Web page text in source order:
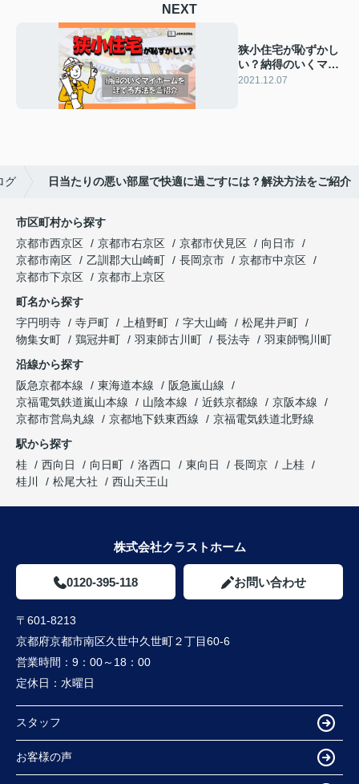
NEXT
狭小住宅が恥ずかし
い？納得のいくマイ
ホームを建てる方法
2021.12.07
グ 日当たりの悪い部屋で快適に過ごすには？解決方法をご紹介
市区町村から探す
京都市西京区
京都市右京区 京都市伏見区
向日市
京都市南区
乙訓郡大山崎町 長岡京市
京都市中京区
京都市下京区
京都市上京区
町名から探す
字円明寺
寺戸町 上植野町 字大山崎
松尾井戸町
物集女町
鶏冠井町 羽束師古川町 長法寺
羽束師鴨川町
沿線から探す
阪急京都本線
東海道本線
阪急嵐山線
京福電気鉄道嵐山本線
山陰本線 近鉄京都線
京阪本線
京都市営烏丸線
京都地下鉄東西線
京福電気鉄道北野線
駅から探す
桂
西向日 向日町 洛西口 東向日 長岡京
上桂
桂川
松尾大社 西山天王山
株式会社クラストホーム
0120-395-118 お問い合わせ
〒601-8213
京都府京都市南区久世中久世町２丁目60-6
営業時間： 9：00～18：00
定休日： 水曜日
スタッフ
お客様の声